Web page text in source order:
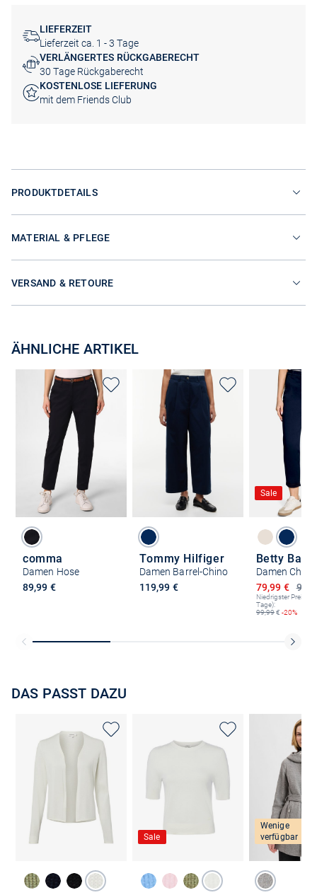
LIEFERZEIT
Lieferzeit ca. 1 - 3 Tage
VERLÄNGERTES RÜCKGABERECHT
30 Tage Rückgaberecht
KOSTENLOSE LIEFERUNG
mit dem Friends Club
PRODUKTDETAILS
MATERIAL & PFLEGE
VERSAND & RETOURE
ÄHNLICHE ARTIKEL
comma
Damen Hose
89,99 €
Tommy Hilfiger
Damen Barrel-Chino
119,99 €
Sale
Betty
Damen
Ermäßigter
79,99 €
Niedrigster Preis
Tage):
99,99€ -20%
DAS PASST DAZU
Sale
Wenige
verfügbar